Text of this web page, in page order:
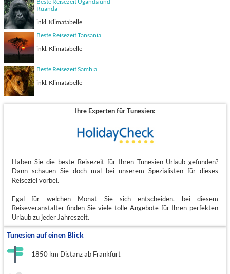
Ruanda
inkl. Klimatabelle
Beste Reisezeit Tansania
inkl. Klimatabelle
Beste Reisezeit Sambia
inkl. Klimatabelle
Ihre Experten für Tunesien:
Haben Sie die beste Reisezeit für Ihren Tunesien-Urlaub gefunden?
Dann schauen Sie doch mal bei unserem Spezialisten für dieses
Reiseziel vorbei.
Egal für welchen Monat Sie sich entscheiden, bei diesem
Reiseveranstalter finden Sie viele tolle Angebote für Ihren perfekten
Urlaub zu jeder Jahreszeit.
Tunesien auf einen Blick
1850 km Distanz ab Frankfurt